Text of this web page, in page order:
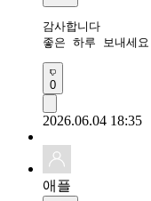
감사합니다
좋은 하루 보내세요
0
2026.06.04 18:35
애플